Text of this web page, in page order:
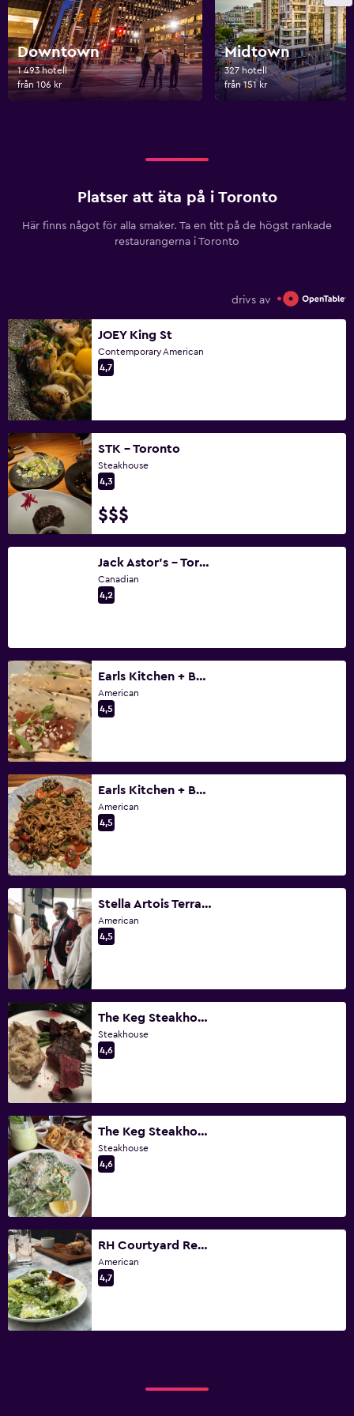
Downtown
1 493 hotell
från 106 kr
Midtown
327 hotell
från 151 kr
Platser att äta på i Toronto
Här finns något för alla smaker. Ta en titt på de högst rankade
restaurangerna i Toronto
drivs av
JOEY King St
Contemporary American
4,7
STK - Toronto
Steakhouse
4,3
$$$
Jack Astor's - Toronto (Yonge & Bloor)
Canadian
4,2
Earls Kitchen + Bar - Yorkdale
American
4,5
Earls Kitchen + Bar - Financial District
American
4,5
Stella Artois Terrace at Woodbine Racetrack
American
4,5
The Keg Steakhouse + Bar - York Street
Steakhouse
4,6
The Keg Steakhouse + Bar - Mansion
Steakhouse
4,6
RH Courtyard Restaurant at RH Toronto
American
4,7